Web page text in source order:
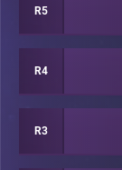
R5
R4
R3